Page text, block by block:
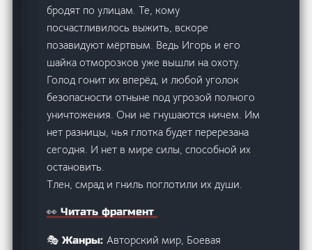
бродят по улицам. Те, кому
посчастливилось выжить, вскоре
позавидуют мёртвым. Ведь Игорь и его
шайка отморозков уже вышли на охоту.
Голод гонит их вперёд, и любой уголок
безопасности отныне под угрозой полного
уничтожения. Они не гнушаются ничем. Им
нет разницы, чья глотка будет перерезана
сегодня. И нет в мире силы, способной их
остановить.
Тлен, смрад и гниль поглотили их души.
👀 Читать фрагмент
🎭 Жанры:Авторский мир, Боевая